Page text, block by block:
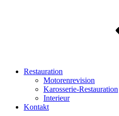
Restauration
Motorenrevision
Karosserie-Restauration
Interieur
Kontakt